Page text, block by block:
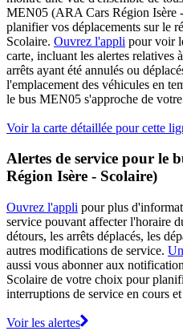
MEN05 (ARA Cars Région Isère
planifier vos déplacements sur le
Scolaire. Ouvrez l'appli pour voir
carte, incluant les alertes relatives
arrêts ayant été annulés ou
l'emplacement des véhicules en
le bus MEN05 s'approche de
Voir la carte détaillée pour cette
Alertes de service pour le
Région Isère - Scolaire)
Ouvrez l'appli pour plus
service pouvant affecter l'horaire
détours, les arrêts déplacés, les
autres modifications de service.
aussi vous abonner aux
Scolaire de votre choix pour
interruptions de service en cours
Voir les alertes